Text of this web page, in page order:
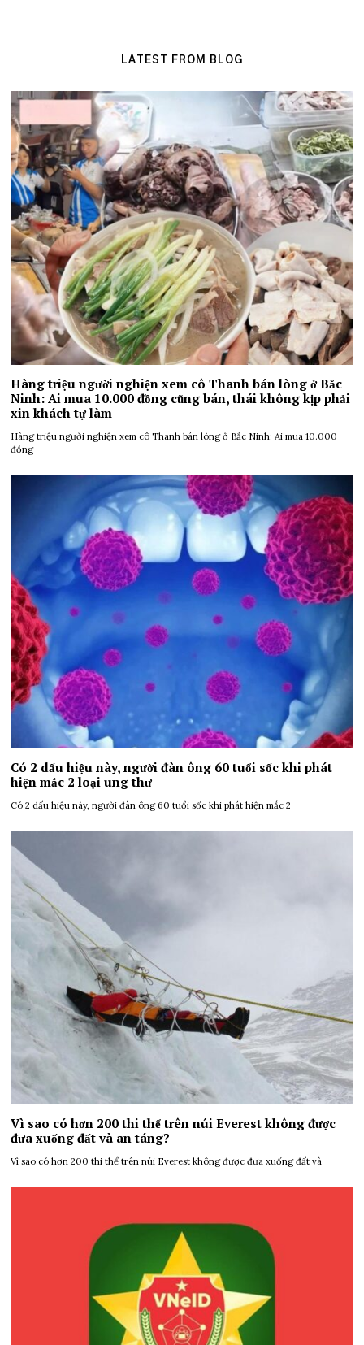
LATEST FROM BLOG
Hàng triệu người nghiện xem cô Thanh bán lòng ở Bắc
Ninh: Ai mua 10.000 đồng cũng bán, thái không kịp phải
xin khách tự làm
Hàng triệu người nghiện xem cô Thanh bán lòng ở Bắc Ninh: Ai mua 10.000
đồng
Có 2 dấu hiệu này, người đàn ông 60 tuổi sốc khi phát
hiện mắc 2 loại ung thư
Có 2 dấu hiệu này, người đàn ông 60 tuổi sốc khi phát hiện mắc 2
Vì sao có hơn 200 thi thể trên núi Everest không được
đưa xuống đất và an táng?
Vì sao có hơn 200 thi thể trên núi Everest không được đưa xuống đất và